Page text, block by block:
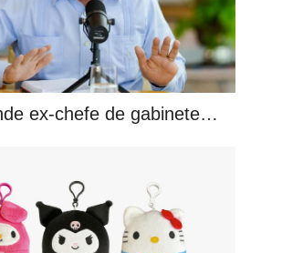
ex-chefe de gabinete…